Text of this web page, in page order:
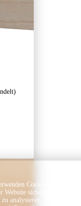
Cookies und
Website sicherzustellen,
zu analysieren. Dabei